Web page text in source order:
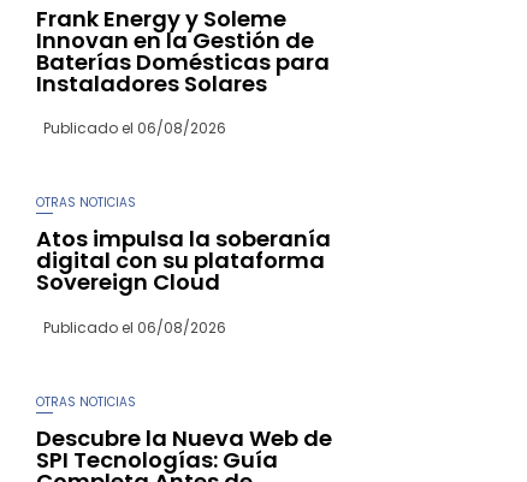
Frank Energy y Soleme
Innovan en la Gestión de
Baterías Domésticas para
Instaladores Solares
Publicado el 06/08/2026
OTRAS NOTICIAS
Atos impulsa la soberanía
digital con su plataforma
Sovereign Cloud
Publicado el 06/08/2026
OTRAS NOTICIAS
Descubre la Nueva Web de
SPI Tecnologías: Guía